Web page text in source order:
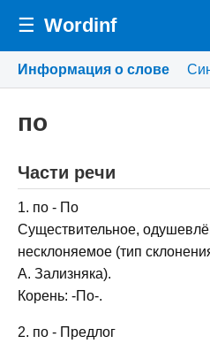
☰ Wordinf
Информация о слове
по
Части речи
1. по - По
Существительное,
несклоняемое (тип
А. Зализняка).
Корень: -По-.
2. по - Предлог